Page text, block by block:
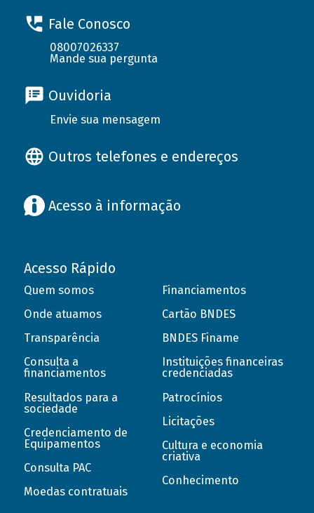
Fale Conosco
08007026337
Mande sua pergunta
Ouvidoria
Envie sua mensagem
Outros telefones e endereços
Acesso à informação
Acesso Rápido
Quem somos
Onde atuamos
Transparência
Consulta a
financiamentos
Resultados para a
sociedade
Credenciamento de
Equipamentos
Consulta PAC
Moedas contratuais
Financiamentos
Cartão BNDES
BNDES Finame
Instituições financeiras
credenciadas
Patrocínios
Licitações
Cultura e economia
criativa
Conhecimento